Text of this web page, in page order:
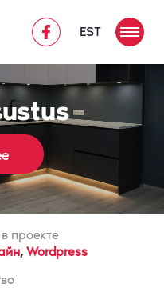
EST
проекте
,Wordpress